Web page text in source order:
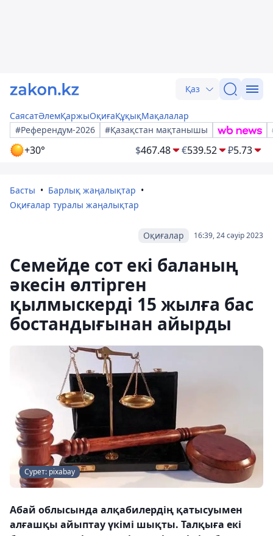
Қаз
СаясатӘлемҚаржыОқиғаҚұқықМақалалар
#Референдум-2026
#Қазақстан мақтанышы
+30° $467.48 €539.52 ₽5.73
Басты
Барлық жаңалықтар
Оқиғалар туралы жаңалықтар
16:39, 24 сәуір 2023
Оқиғалар
Семейде сот екі баланың
әкесін өлтірген
қылмыскерді 15 жылға бас
бостандығынан айырды
Сурет: pixabay
Абай облысында алқабилердің қатысуымен
алғашқы айыптау үкімі шықты. Талқыға екі